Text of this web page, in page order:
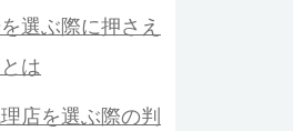
選ぶ際に押さえ
は
店を選ぶ際の判